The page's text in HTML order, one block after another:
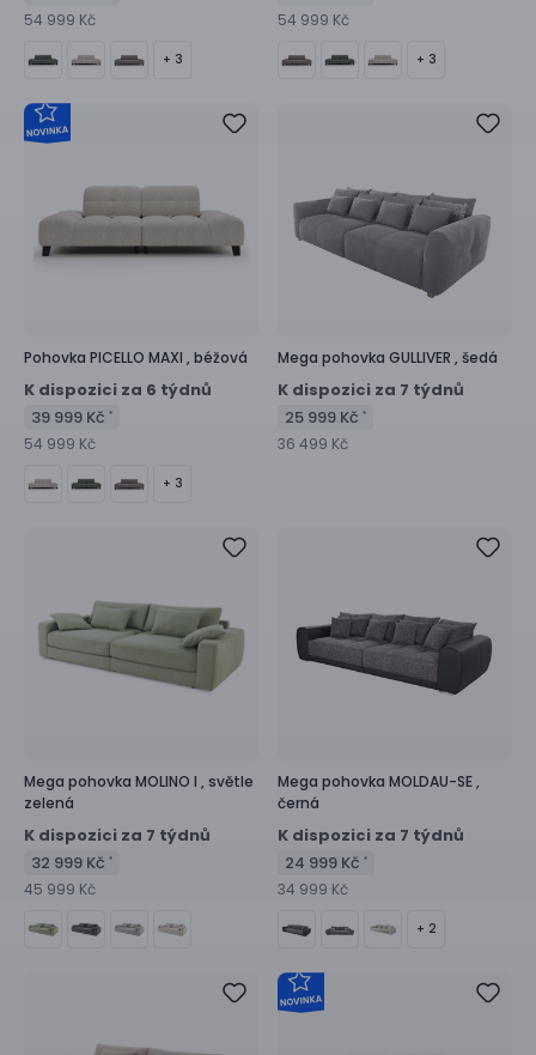
54 999 Kč
+ 3
54 999 Kč
+ 3
Pohovka PICELLO MAXI , béžová
K dispozici za 6 týdnů
39 999 Kč *
54 999 Kč
+ 3
Mega pohovka GULLIVER , šedá
K dispozici za 7 týdnů
25 999 Kč *
36 499 Kč
Mega pohovka MOLINO I , světle
zelená
K dispozici za 7 týdnů
32 999 Kč *
45 999 Kč
Mega pohovka MOLDAU-SE ,
černá
K dispozici za 7 týdnů
24 999 Kč *
34 999 Kč
+ 2